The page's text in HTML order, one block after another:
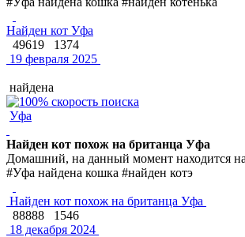
Найден кот Уфа
49619
1374
19 февраля 2025
найдена
Уфа
Найден кот похож на британца Уфа
Домашний, на данный момент находится
#Уфа найдена кошка #найден котэ
Найден кот похож на британца Уфа
88888
1546
18 декабря 2024